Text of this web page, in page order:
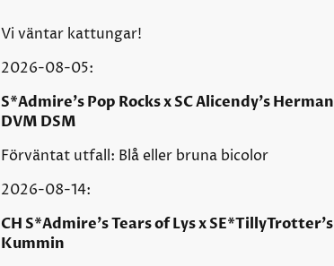
Vi väntar kattungar!
2026-08-05:
S*Admire's Pop Rocks x SC Alicendy's Herman
DVM DSM
Förväntat utfall: Blå eller bruna bicolor
2026-08-14:
CH S*Admire's Tears of Lys x SE*TillyTrotter's
Kummin